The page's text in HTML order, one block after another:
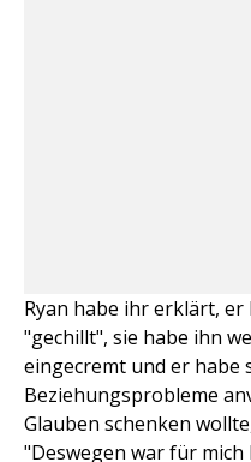
Ryan habe ihr erklärt,
"gechillt", sie habe ihn
eingecremt und er habe
Beziehungsprobleme
Glauben schenken
"Deswegen war für mich